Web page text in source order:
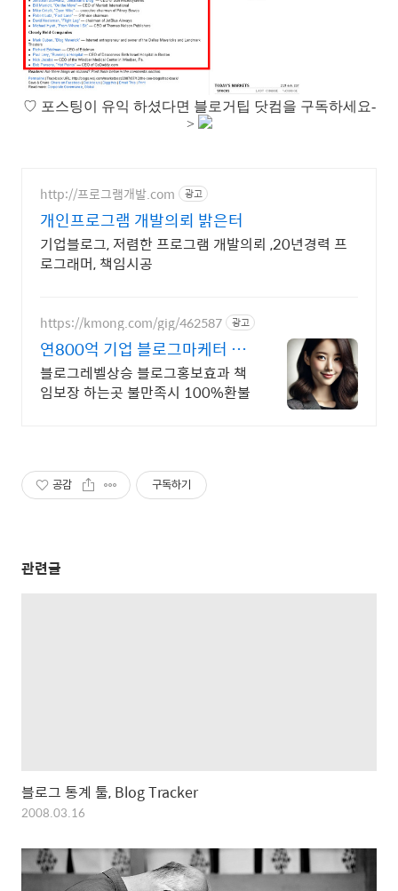
♡ 포스팅이 유익 하셨다면 블로거팁 닷컴을 구독하세요-
>
http://프로그램개발.com 광고
개인프로그램 개발의뢰 밝은터
기업블로그, 저렴한 프로그램 개발의뢰 ,20년경력 프
로그래머, 책임시공
https://kmong.com/gig/462587 광고
연800억 기업 블로그마케터 불
만족시 100%환불
블로그레벨상승 블로그홍보효과 책
임보장 하는곳 불만족시 100%환불
공감 구독하기
관련글
블로그 통계 툴, Blog Tracker
2008.03.16